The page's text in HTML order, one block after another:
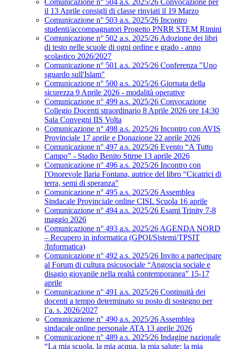
Comunicazione n° 504 a.s. 2025/26 Convocazione per
il 13 Aprile consigli di classe rinviati il 19 Marzo
Comunicazione n° 503 a.s. 2025/26 Incontro
studenti/accompagnatori Progetto PNRR STEM Rimini
Comunicazione n° 502 a.s. 2025/26 Adozione dei libri
di testo nelle scuole di ogni ordine e grado - anno
scolastico 2026/2027
Comunicazione n° 501 a.s. 2025/26 Conferenza "Uno
sguardo sull'Islam"
Comunicazione n° 500 a.s. 2025/26 Giornata della
sicurezza 9 Aprile 2026 - modalità operative
Comunicazione n° 499 a.s. 2025/26 Convocazione
Collegio Docenti straordinario 8 Aprile 2026 ore 14:30
Sala Convegni IIS Volta
Comunicazione n° 498 a.s. 2025/26 Incontro con AVIS
Provinciale 17 aprile e Donazione 22 aprile 2026
Comunicazione n° 497 a.s. 2025/26 Evento “A Tutto
Campo” - Stadio Benito Stirpe 13 aprile 2026
Comunicazione n° 496 a.s. 2025/26 Incontro con
l'Onorevole Ilaria Fontana, autrice del libro “Cicatrici di
terra, semi di speranza”
Comunicazione n° 495 a.s. 2025/26 Assemblea
Sindacale Provinciale online CISL Scuola 16 aprile
Comunicazione n° 494 a.s. 2025/26 Esami Trinity 7-8
maggio 2026
Comunicazione n° 493 a.s. 2025/26 AGENDA NORD
– Recupero in informatica (GPOI/Sistemi/TPSIT
/Informatica)
Comunicazione n° 492 a.s. 2025/26 Invito a partecipare
al Forum di cultura psicosociale “Angoscia sociale e
disagio giovanile nella realtà contemporanea” 15-17
aprile
Comunicazione n° 491 a.s. 2025/26 Continuità dei
docenti a tempo determinato su posto di sostegno per
l’a. s. 2026/2027
Comunicazione n° 490 a.s. 2025/26 Assemblea
sindacale online personale ATA 13 aprile 2026
Comunicazione n° 489 a.s. 2025/26 Indagine nazionale
“La mia scuola, la mia acqua, la mia salute: la mia